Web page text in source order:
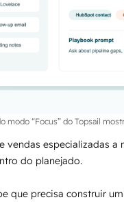
modo “Focus” do Topsail
vendas especializadas
do planejado.
que precisa construir